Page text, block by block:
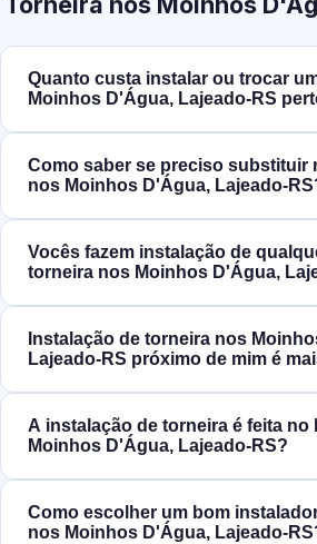
Quanto custa instalar ou trocar
Moinhos D'Água, Lajeado‑RS
Como saber se preciso substituir
nos Moinhos D'Água,
Vocês fazem instalação de
torneira nos Moinhos D'Água,
Instalação de torneira nos
Lajeado‑RS próximo de mim é
A instalação de torneira é feita no
Moinhos D'Água, Lajeado‑RS?
Como escolher um bom
nos Moinhos D'Água,